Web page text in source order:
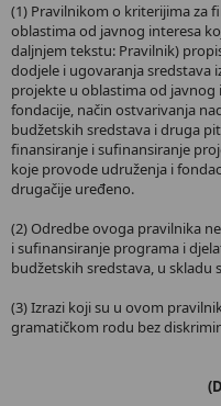
(1) Pravilnikom o kriterijima za
oblastima od javnog interesa
daljnjem tekstu: Pravilnik)
dodjele i ugovaranja sredstava
projekte u oblastima od
fondacije, način ostvarivanja
budžetskih sredstava i druga
finansiranje i sufinansiranje
koje provode udruženja i
drugačije uređeno.
(2) Odredbe ovoga pravilnika
i sufinansiranje programa i
budžetskih sredstava, u skladu
(3) Izrazi koji su u ovom
gramatičkom rodu bez